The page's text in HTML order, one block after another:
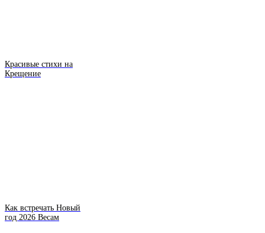
Красивые стихи на
Крещение
Как встречать Новый
год 2026 Весам